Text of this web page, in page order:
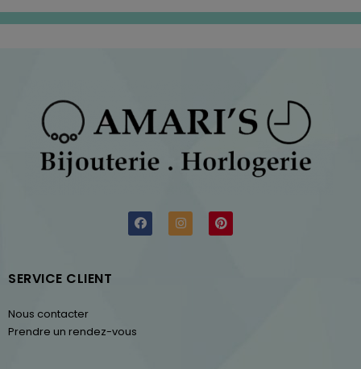
SERVICE CLIENT
Nous contacter
Prendre un rendez-vous